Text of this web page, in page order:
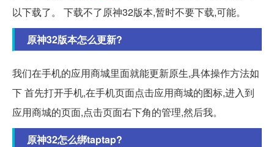
以下载了。 下载不了原神32版本,暂时不要下载,可能。
原神32版本怎么更新?
我们在手机的应用商城里面就能更新原生,具体操作方法如
下 首先打开手机,在手机页面点击应用商城的图标,进入到
应用商城的页面,点击页面右下角的管理,然后我。
原神32怎么绑taptap?